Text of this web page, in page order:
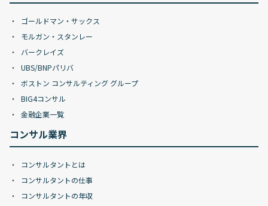
ゴールドマン・サックス
モルガン・スタンレー
バークレイズ
UBS/BNPパリバ
ボストン コンサルティング グループ
BIG4コンサル
金融企業一覧
コンサル業界
コンサルタントとは
コンサルタントの仕事
コンサルタントの年収